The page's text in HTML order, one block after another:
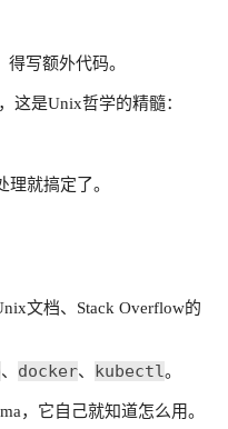
写额外代码。
这是Unix哲学的精髓：
理就搞定了。
文档、Stack Overflow的
、 docker、 kubectl。
，它自己就知道怎么用。